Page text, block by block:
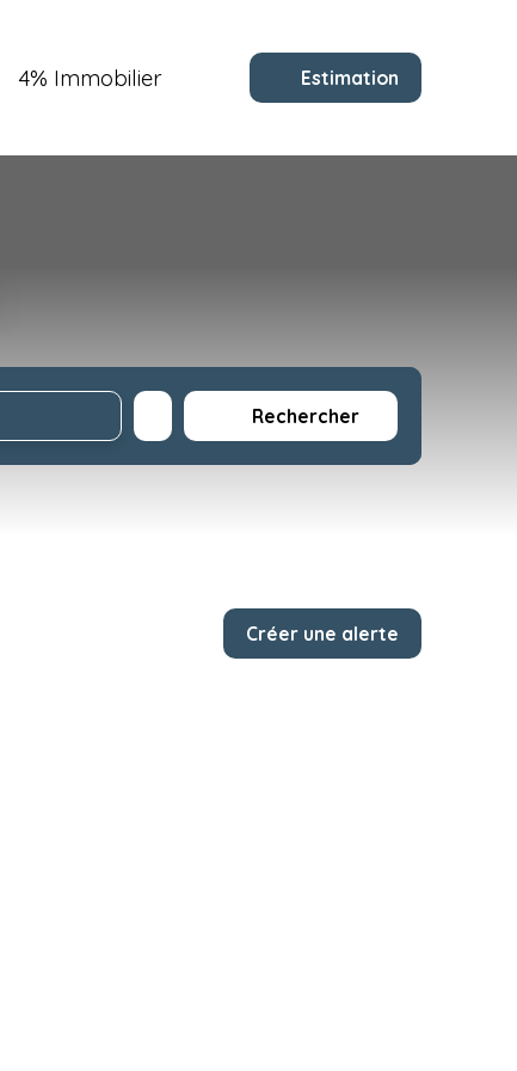
4% Immobilier Estimation
Rechercher
Créer une alerte